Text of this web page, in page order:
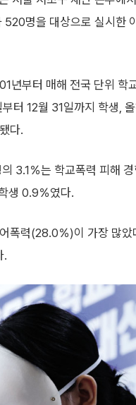
명을 대상으로 실시한
년부터 매해 전국 단위 학
부터 12월 31일까지 학생,
다.
3.1％는 학교폭력 피해
생 0.9％였다.
폭력(28.0％)이 가장 많
.